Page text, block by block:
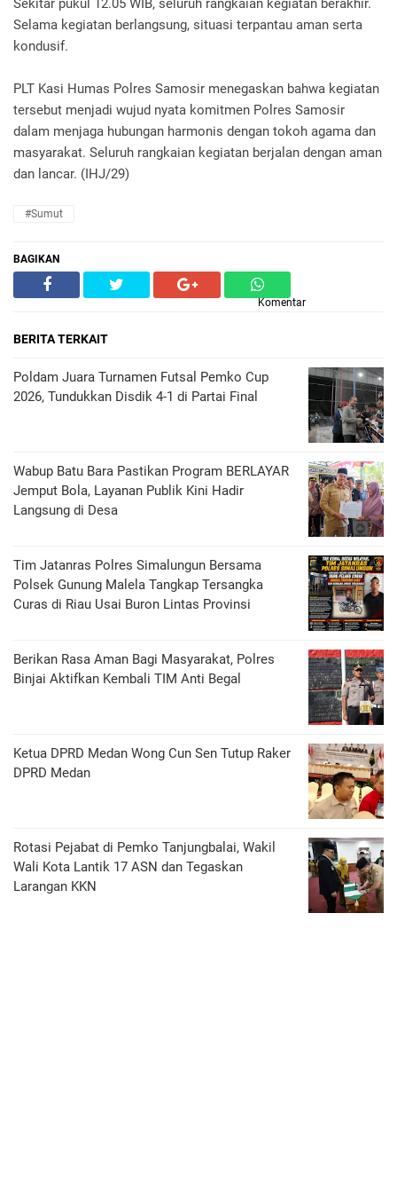
Sekitar pukul 12.05 WIB, seluruh rangkaian kegiatan berakhir.
Selama kegiatan berlangsung, situasi terpantau aman serta
kondusif.
PLT Kasi Humas Polres Samosir menegaskan bahwa kegiatan
tersebut menjadi wujud nyata komitmen Polres Samosir
dalam menjaga hubungan harmonis dengan tokoh agama dan
masyarakat. Seluruh rangkaian kegiatan berjalan dengan aman
dan lancar. (IHJ/29)
#Sumut
BAGIKAN
Komentar
BERITA TERKAIT
Poldam Juara Turnamen Futsal Pemko Cup
2026, Tundukkan Disdik 4-1 di Partai Final
Wabup Batu Bara Pastikan Program BERLAYAR
Jemput Bola, Layanan Publik Kini Hadir
Langsung di Desa
Tim Jatanras Polres Simalungun Bersama
Polsek Gunung Malela Tangkap Tersangka
Curas di Riau Usai Buron Lintas Provinsi
Berikan Rasa Aman Bagi Masyarakat, Polres
Binjai Aktifkan Kembali TIM Anti Begal
Ketua DPRD Medan Wong Cun Sen Tutup Raker
DPRD Medan
Rotasi Pejabat di Pemko Tanjungbalai, Wakil
Wali Kota Lantik 17 ASN dan Tegaskan
Larangan KKN